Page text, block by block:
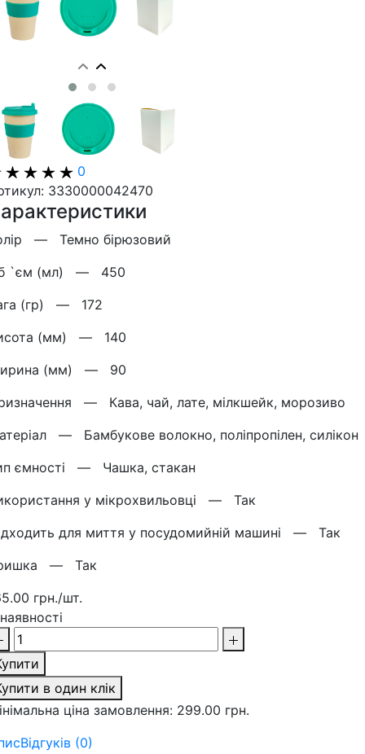
0
3330000042470
— Темно бірюзовий
`єм (мл) — 450
(гр) — 172
(мм) — 140
(мм) — 90
— Кава, чай, лате, мілкшейк, морозиво
— Бамбукове волокно, поліпропілен, силікон
ємності — Чашка, стакан
у мікрохвильовці — Так
для миття у посудомийній машині — Так
— Так
грн./шт.
в один клік
ціна замовлення: 299.00 грн.
Відгуків (0)